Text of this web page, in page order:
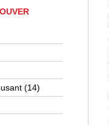
(14)